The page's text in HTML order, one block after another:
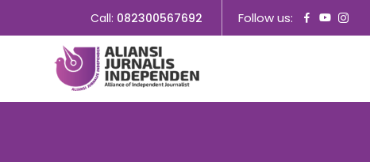
Call: 082300567692 Follow us: